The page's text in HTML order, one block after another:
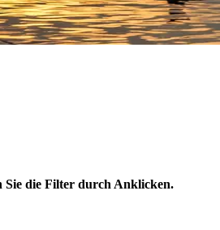
Sie die Filter durch Anklicken.